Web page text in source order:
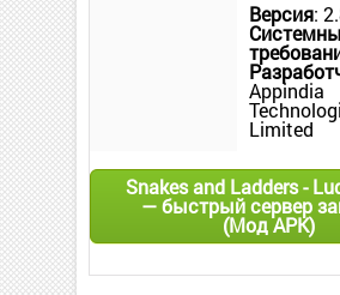
Версия:
Appindia
Limited
Snakes and Ladders -
— быстрый сервер
(Мод APK)